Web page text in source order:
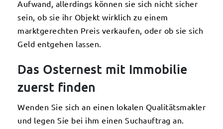
Aufwand, allerdings können sie sich nicht sicher
sein, ob sie ihr Objekt wirklich zu einem
marktgerechten Preis verkaufen, oder ob sie sich
Geld entgehen lassen.
Das Osternest mit Immobilie
zuerst finden
Wenden Sie sich an einen lokalen Qualitätsmakler
und legen Sie bei ihm einen Suchauftrag an.